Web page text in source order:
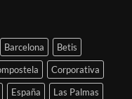
Barcelona
Betis
Corporativa
España
Las Palmas